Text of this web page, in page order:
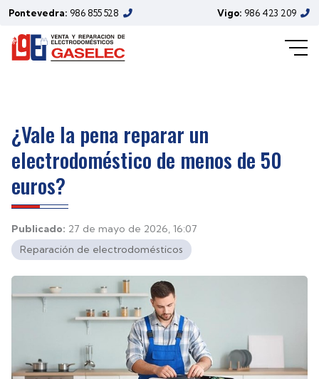
Pontevedra: 986 855 528 Vigo: 986 423 209
¿Vale la pena reparar un
electrodoméstico de menos de 50
euros?
Publicado: 27 de mayo de 2026, 16:07
Reparación de electrodomésticos